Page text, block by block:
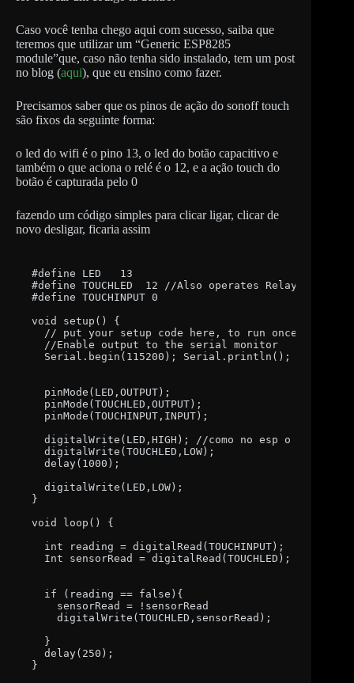
Caso você tenha chego aqui com sucesso, saiba que
teremos que utilizar um “Generic ESP8285
module”que, caso não tenha sido instalado, tem um post
no blog (aqui), que eu ensino como fazer.
Precisamos saber que os pinos de ação do sonoff touch
são fixos da seguinte forma:
o led do wifi é o pino 13, o led do botão capacitivo e
também o que aciona o relé é o 12, e a ação touch do
botão é capturada pelo 0
fazendo um código simples para clicar ligar, clicar de
novo desligar, ficaria assim
#define LED   13
#define TOUCHLED  12 //Also operates Relay coil
#define TOUCHINPUT 0
void setup() {
  // put your setup code here, to run once:
  //Enable output to the serial monitor
  Serial.begin(115200); Serial.println();
  pinMode(LED,OUTPUT);
  pinMode(TOUCHLED,OUTPUT);
  pinMode(TOUCHINPUT,INPUT);
digitalWrite(LED,HIGH); //como no esp o led
  digitalWrite(TOUCHLED,LOW);
  delay(1000);
  digitalWrite(LED,LOW);
}
void loop() {
  int reading = digitalRead(TOUCHINPUT);
  Int sensorRead = digitalRead(TOUCHLED);
  if (reading == false){
    sensorRead = !sensorRead
    digitalWrite(TOUCHLED,sensorRead);
  }
  delay(250);
}